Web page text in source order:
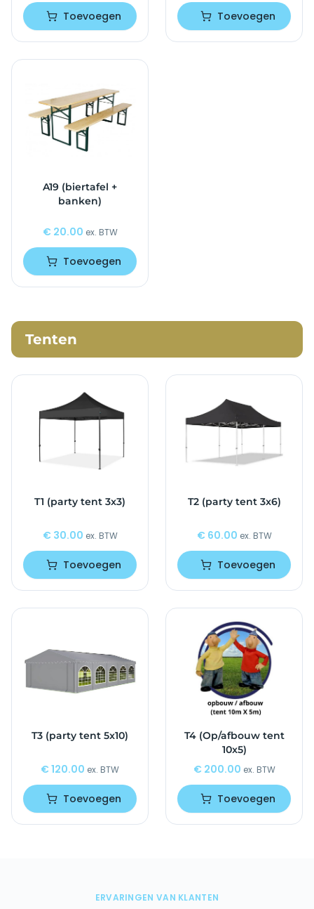
Toevoegen Toevoegen
A19 (biertafel +
banken)
€ 20.00 ex. BTW
Toevoegen
Tenten
T1 (party tent 3x3)
€ 30.00 ex. BTW
Toevoegen
T2 (party tent 3x6)
€ 60.00 ex. BTW
Toevoegen
T3 (party tent 5x10)
€120.00 ex. BTW
Toevoegen
T4 (Op/afbouw tent
10x5)
€ 200.00 ex. BTW
Toevoegen
ERVARINGEN VAN KLANTEN